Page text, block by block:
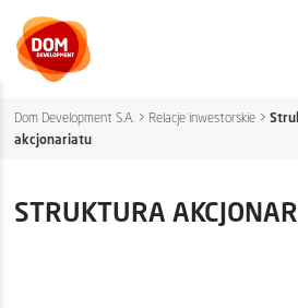
Dom Development S.A. > Relacje inwestorskie >
akcjonariatu
STRUKTURA